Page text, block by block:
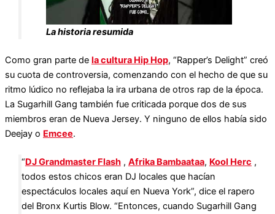
La historia resumida
Como gran parte de la cultura Hip Hop, “Rapper’s Delight” creó
su cuota de controversia, comenzando con el hecho de que su
ritmo lúdico no reflejaba la ira urbana de otros rap de la época.
La Sugarhill Gang también fue criticada porque dos de sus
miembros eran de Nueva Jersey. Y ninguno de ellos había sido
Deejay o Emcee.
“DJ Grandmaster Flash, Afrika Bambaataa, Kool Herc ,
todos estos chicos eran DJ locales que hacían
espectáculos locales aquí en Nueva York”, dice el rapero
del Bronx Kurtis Blow. “Entonces, cuando Sugarhill Gang